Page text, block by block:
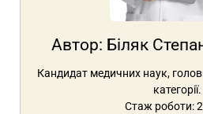
Автор: Біляк
Кандидат медичних наук,
категорії.
Стаж роботи: